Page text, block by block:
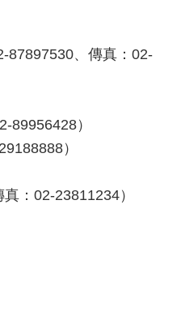
87897530、傳真：02-
89956428）
）
：02-23811234）